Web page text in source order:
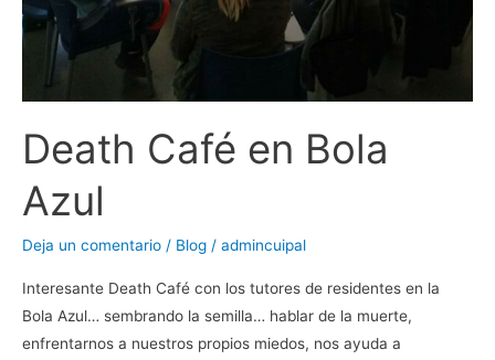
Death Café en Bola
Azul
Deja un comentario / Blog / admincuipal
Interesante Death Café con los tutores de residentes en la
Bola Azul… sembrando la semilla… hablar de la muerte,
enfrentarnos a nuestros propios miedos, nos ayuda a